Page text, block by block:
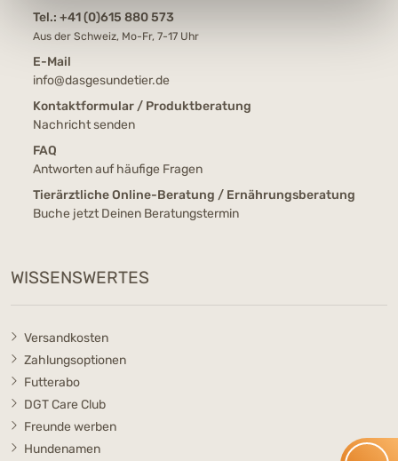
Tel.: +41 (0)615 880 573
Aus der Schweiz, Mo-Fr, 7-17 Uhr
E-Mail
info@dasgesundetier.de
Kontaktformular / Produktberatung
Nachricht senden
FAQ
Antworten auf häufige Fragen
Tierärztliche Online-Beratung / Ernährungsberatung
Buche jetzt Deinen Beratungstermin
WISSENSWERTES
Versandkosten
Zahlungsoptionen
Futterabo
DGT Care Club
Freunde werben
Hundenamen